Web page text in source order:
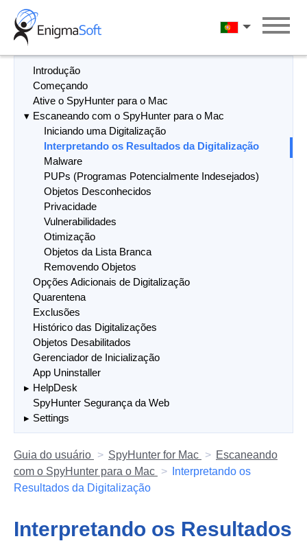
Skip
content
Português
Introdução
Começando
Ative o SpyHunter para o Mac
Escaneando com o SpyHunter para o Mac
Iniciando uma Digitalização
Interpretando os Resultados da Digitalização
Malware
PUPs (Programas Potencialmente Indesejados)
Objetos Desconhecidos
Privacidade
Vulnerabilidades
Otimização
Objetos da Lista Branca
Removendo Objetos
Opções Adicionais de Digitalização
Quarentena
Exclusões
Histórico das Digitalizações
Objetos Desabilitados
Gerenciador de Inicialização
App Uninstaller
HelpDesk
SpyHunter Segurança da Web
Settings
Guia do usuário SpyHunter for Mac
Escaneando
com o SpyHunter para o Mac
Interpretando os
Resultados da Digitalização
Interpretando os Resultados